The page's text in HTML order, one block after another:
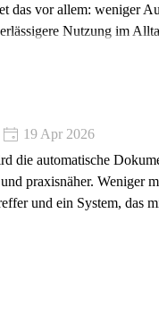
das vor allem: weniger
Nutzung im
19 Apr 2026
die automatische
praxisnäher. Weniger
und ein System, das